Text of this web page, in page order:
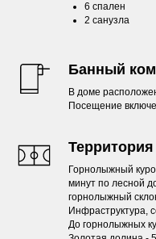
6 спален
2 санузла
Банный
В доме
Посещение
Территория
Горнолыжный
минут по лесной
горнолыжный
Инфраструктура,
До горнолыжных